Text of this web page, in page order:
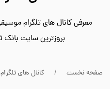
معرفی کانال های تلگرام
بروزترین سایت بانک
صفحه نخست کانال های تلگرام